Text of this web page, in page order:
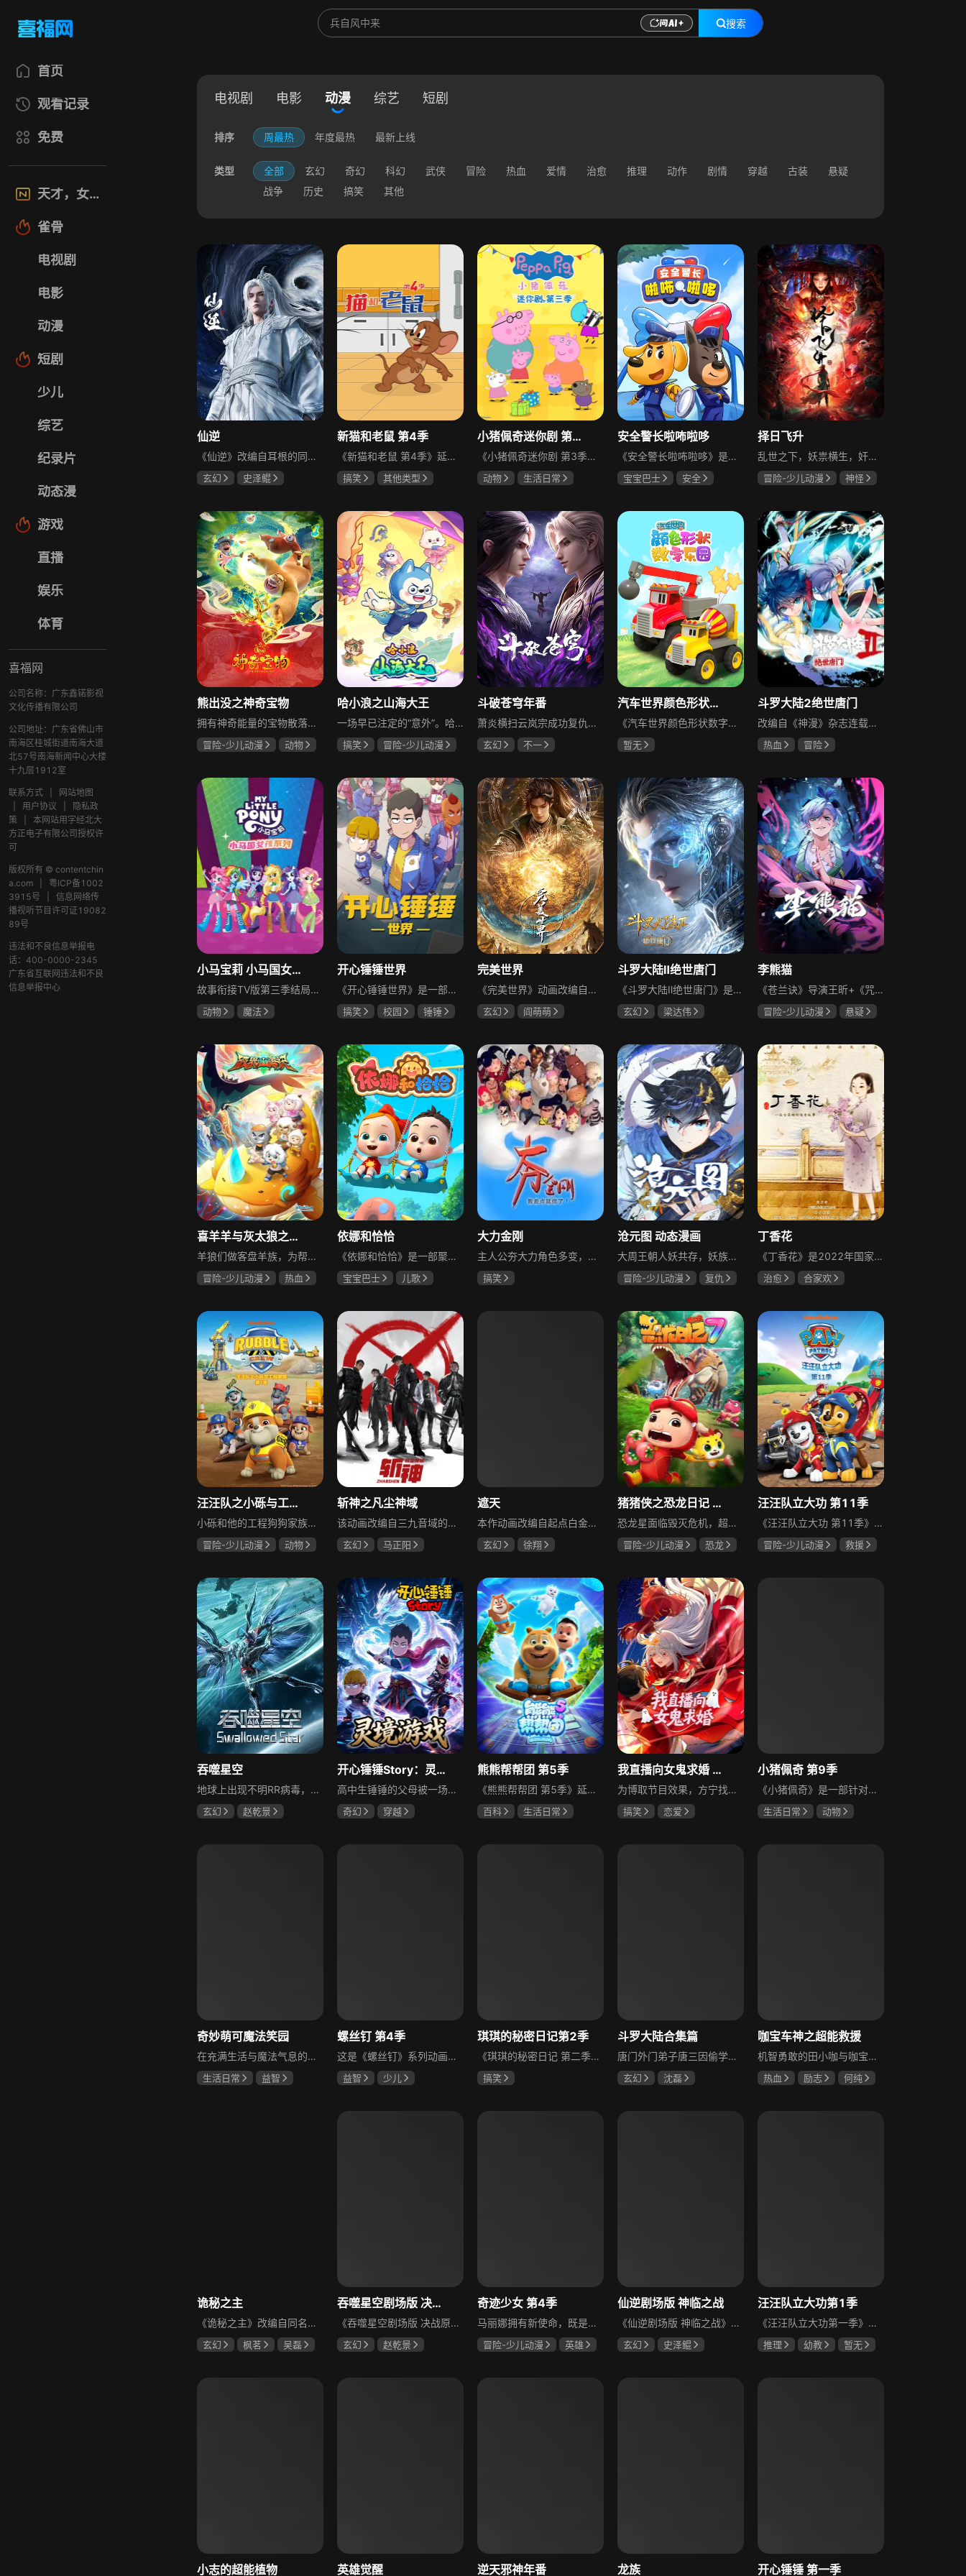
搜索
首页
观看记录
免费
天才，女友
雀骨
电视剧
电影
动漫
短剧
少儿
综艺
纪录片
动态漫
游戏
直播
娱乐
体育
喜福网
公司名称：广东鑫锘影视
文化传播有限公司
公司地址：广东省佛山市
南海区桂城街道南海大道
北57号南海新闻中心大楼
十九层1912室
联系方式
网站地图
用户协议
隐私政
策
本网站用字经北大
方正电子有限公司授权许
可
版权所有 © contentchin
a.com
粤ICP备1002
3915号
信息网络传
播视听节目许可证19082
89号
违法和不良信息举报电
话：400-0000-2345
广东省互联网违法和不良
信息举报中心
电视剧 电影 动漫 综艺 短剧
排序 周最热 年度最热 最新上线
类型 全部 玄幻 奇幻 科幻 武侠 冒险 热血 爱情 治愈 推理 动作 剧情 穿越 古装
悬疑
战争
历史 搞笑 其他
仙逆
《仙逆》改编自耳根的同名小说，讲述乡村平凡少年王林以心中执念为动力，踏上逆仙修行之路的故事。他所求不仅是长生，更要摆脱蝼蚁般的卑微命运，坚信道在人为，以平庸资质踏入修真仙途，历经坎坷风雨，凭借聪睿心智逐步突破困境，一步步走向巅峰，最终凭一己之力扬名修真界，是一部充满励志色彩的修真题材动画。
玄幻
史泽鲲
新猫和老鼠 第4季
《新猫和老鼠 第4季》延续经典IP的趣味内核，猫和老鼠的主角在现代化的全新环境中相遇，开启了一系列全新的故事线，还引入了不少全新的人物角色。剧情场景也跳出了常规设定，覆盖了从中世纪城堡到疯狂科学家实验室等诸多奇妙且充满想象力的世界，用轻松搞笑的风格演绎追逐与互动的日常，适合全年龄段观众观看。
搞笑 其他类型
小猪佩奇迷你剧 第3季
《小猪佩奇迷你剧 第3季》延续温馨治愈的风格，佩奇和家人的冒险场景进一步拓展，涵盖自助餐厅、玩具店、游戏厅、水族馆、植物园、巧克力工厂、洗车场等诸多趣味场景。剧情内容丰富，既有照顾感冒家人的温情日常，也有学习环保常识、体验科技设备、参与手工制作的成长内容，每集都传递家庭温暖、友谊可贵、尝试勇气与成长喜悦，适合全家一起观看，在轻松幽默中感受爱与分享的美好。
动物 生活日常
安全警长啦咘啦哆
《安全警长啦咘啦哆》是一部面向儿童的安全教育动画，正气阳光的帅狗啦咘啦哆警长，与冒失又热血的小警员杜兵一起，为森林小镇的居民解谜、侦破各类案件。剧情覆盖居家生活到户外游玩的诸多场景，搭配引人入胜的故事情节、夸张搞笑的角色表情及动作设计，让孩子们在轻松的故事氛围中潜移默化地汲取实用的安全知识。
宝宝巴士
安全
择日飞升
乱世之下，妖祟横生，奸佞当道。又值幽界入侵，人、幽两界势力荼毒人间，捕蛇者许应因看不惯为幽界卖命的草头神欺压百姓，反抗犯下弑神之罪，又出手打死了不作为的朝廷官员，遭两界势力追杀，开启了逃亡的生涯······
冒险-少儿动漫
神怪
熊出没之神奇宝物
拥有神奇能量的宝物散落狗熊岭，这些具有极强危险性和破坏性的宝物，随时会危害到森林里的人类和动物。为了保护狗熊岭的和平与安宁，熊大、熊二和光头强必须尽快行动寻回宝物，与此同时还要对抗意图抢夺宝物的反派，狗熊岭的日子注定不会平静。
冒险-少儿动漫
动物
哈小浪之山海大王
一场早已注定的“意外”。哈小浪与星狗伙伴们卷入神秘光辉，在彼此不知情的情况下，分别来到了一个满溢东方神韵的山海世界。这里疆域无垠，超乎认知的灵兽与山海民几乎无处不在。初来乍到的哈小浪，被新朋友彻天、飞鸢、独影错认成他们召唤的“天选之王”，并误打误撞当上了氾叶国大王。然而！在别人眼中狂拽无敌强的哈小浪，实际却是个只有半吊子力量的“大废材”！起初，哈小浪只想逃走，找回失散的伙伴们一起回家。然而，在与大家相处中，哈小浪察觉到了山海世界的“不对劲”。这是一个顺天应人的世界，生来便已注定的铭文之力决定着一个人的价值。如此刻板的规则，我们的哈王当然不肯认同！在他的坚持与努力下，众多受此所苦的国民与灵兽获得了救赎。渐渐地，哈小浪一步步“弄假成真”，成为了真正的大王。然而！更加艰巨的挑战也接踵而至——迷失的伙伴、侵略的恶毒之国，还有潜伏于树海、足以覆灭山海世界的诡异天灾。我们的哈王到底能否应对这一切？
搞笑 冒险-少儿动漫
斗破苍穹年番
萧炎横扫云岚宗成功复仇，药老灵魂却被魂殿掳走。魂殿暗借小医仙之手，命毒宗围剿萧炎的炎盟，刚晋级斗皇的萧炎虽成功化解危机，却身中魔毒斑。为解毒也为解救药老，萧炎带着小医仙和紫研前往中州，等待他们的是未知的命运与更多挑战，充满玄幻色彩与冒险元素。
玄幻
不一
汽车世界颜色形状数字乐园
《汽车世界颜色形状数字乐园》是一部面向幼儿的益智早教视频，通过可爱的动画与动态鲜活的情境，带领小朋友中英双语认识颜色、学习形状和数字，将英语学习融入生动有趣的场景中，打破传统学习的枯燥感，激发孩子的学习兴趣，帮助孩子轻松掌握基础认知内容。
暂无
斗罗大陆2绝世唐门
改编自《神漫》杂志连载漫画《绝世唐门》，第一季围绕霍雨浩展开剧情。霍雨浩幼年因母亲被同父异母的白虎公爵嫡子戴华斌打死，带着仇恨离开白虎公爵府，经历一系列奇遇后进入斗罗大陆第一院校史莱克学院学习，却在学院的新手考核比赛中，意外遇到了杀母仇人戴华斌，由此开启了充满爱恨纠葛与成长的冒险之路。
热血 冒险
小马宝莉 小马国女孩系列
故事衔接TV版第三季结局，紫悦进化为天角兽加冕新公主后的生活。紫悦加冕后不久，水晶帝国珍贵王冠被盗，为找回王冠，她独自前往平行世界。剧集以奇幻冒险为核心，围绕紫悦的平行世界之旅展开，展现魔法与勇气的碰撞，充满童趣与奇幻色彩。
动物 魔法
开心锤锤世界
《开心锤锤世界》是一部搞笑日常动画，故事发生在一个充满趣味的世界里，生活着乐观善良的少年锤锤，以及他性格各异的家人和朋友们。他们在日常琐事中脑洞大开，以充满趣味的方式应对各类生活琐事或难题，过程中碰撞出诸多欢乐的火花，幽默的情节背后也包含着积极向上的内容，能给观众带来轻松愉悦的观看体验。
搞笑 校园 锤锤
完美世界
《完美世界》动画改编自起点白金作者辰东遮天三部曲的第二部，聚焦男主石昊的传奇修道历程。石昊为修道而生、为应劫而至，身化亿万血雨洒落万古岁月，历经无数时空熬炼与岁月长河洗礼，最终他化万古、他化自在。动画还原原著的宏大世界观与热血冒险主线，呈现石昊从懵懂少年成长为盖世强者的极致辉煌，讲述其跨越万古的修行、征战与守护，为观众展现东方玄幻世界的壮阔史诗与无尽传说。
玄幻
阎萌萌
斗罗大陆Ⅱ绝世唐门
《斗罗大陆Ⅱ绝世唐门》是一部玄幻冒险动画，背景设定在没有魔法、斗气、武术，却有武魂的斗罗大陆。故事发生在唐门创立万年之后，此时唐门已式微，一代天骄横空出世，新一代史莱克七怪能否重振唐门，谱写一曲绝世唐门之歌？百万年魂兽、手握日月摘星辰的死灵圣法神、导致唐门衰落的全新魂导器体系，一切的神奇都将一一展现，唐门暗器能否重振雄风，唐门能否重现辉煌，是剧情的核心看点。
玄幻
梁达伟
李熊猫
《苍兰诀》导演王昕+《咒术回战》总作监西位辉实，联手打造国风武侠与星际科幻对撞的高燃新番！改编自文舟创作的小说，讲述被妖族养大的人族少年李熊猫奉师命走出黑白山，去杀三个覆灭妖族的仇人，并在追查真相的过程中，逐步揭开人妖之争、王朝秘辛与自身命运之谜的故事。
冒险-少儿动漫 悬疑
喜羊羊与灰太狼之破界山海诀
羊狼们做客盘羊族，为帮暖羊羊抢回妈妈留下的项链，大家误入山海界，众人因此邂逅神奇的异兽，并与它们结为伙伴从而获得力量，在山海界寻找失物的过程中，羊狼们克服重重困难慢慢找到线索，最终大家历经险阻，阻止了反派的阴谋，守护了山海界的和平。
冒险-少儿动漫 热血
依娜和恰恰
《依娜和恰恰》是一部聚焦亲子教养的动画，主打适龄适性、科学教养的理念。动画主角是性格鲜明的龙凤胎依娜和恰恰，安安是他们的好哥哥兼小老师，大家庭里的爸爸妈妈关心每个孩子的发展需求、能力与个性，通过科学有趣的方式引导孩子成长，培养同理心与责任感，营造出活泼温馨的家庭氛围，是适合家长与孩子共同观看的优质内容。
宝宝巴士
儿歌
大力金刚
主人公夯大力角色多变，他是卵蛋国的王子，也是苦苦追求女神的屌丝，亦或是无所不能的武林高手，在源于生活或者高于生活的场合里，发生着一个个啼笑皆非、令人捧腹的故事，以轻松搞笑的风格展现多样的人生片段，充满趣味与笑点。
搞笑
沧元图 动态漫画
大周王朝人妖共存，妖族残暴横行，人族一致对外，努力培养人类强者，其中最强的人被称为“神魔”。吴州东宁府孟家公子孟川，因年幼时目睹母亲被妖魔所害，自此勤学苦练，希望能为母亲复仇。孟家本是东宁府五大神魔世家之一，但是由于孟家的老祖宗孟仙姑的生命即将走到尽头，地位已经岌岌可危。孟川原本平静的生活被打破，为了家族的荣耀，孟川在自身努力和家族倾力培养之下苦炼技艺，凝元神、悟刀势。最后离开东宁府，和伙伴一同前往最古老的宗派元初山继续学艺。
冒险-少儿动漫 复仇
丁香花
《丁香花》是2022年国家广电推荐的优秀国产动画，以革命烈士丁香的生平为原型，讲述她的成长故事，凸显时代女性的坚韧与担当。1910年成为弃婴的丁香被外籍修道士收养，15岁进入大学后受进步思想影响加入共青团，后成为党员从事地下工作，用乐谱编制特殊情报传递信息。执行任务时被叛徒出卖，狱中她在母爱与信仰间抉择，最终坚守秘密，带着未出生的孩子与重要情报壮烈牺牲。
治愈 合家欢
汪汪队之小砾与工程家族
小砾和他的工程狗狗家族搬到建筑师小湾，他们在这里生活、玩耍，打造社区所需的各类设施。小砾参加冒险湾家庭聚会时，被古威市长的妹妹桂威市长叫到建筑师小湾，帮助当地的建筑项目，建好桥梁后，他建议家人们搬来，他们在此成立“小砾与工程家族”建筑公司，开启全新的冒险与生活。
冒险-少儿动漫 动物
斩神之凡尘神域
该动画改编自三九音域的原著《我在精神病院学斩神》，讲述迷雾降临、神明复苏的背景下，失明高中生林七夜阴差阳错成为守夜人，带领队友清剿现代社会的神话生物，最终踏上斩神之路，逐步从守小家成长为守国家的都市奇幻故事。
玄幻
马正阳
遮天
本作动画改编自起点白金作者辰东遮天三部曲的第一部——遮天。冰冷黑暗的宇宙深处，九具庞大龙尸拉着一口青铜古棺亘古长存，这是太空探测器捕捉到的震撼画面。九龙拉棺究竟是回到上古还是来到星空彼岸？一个浩大的仙侠世界光怪陆离，神秘无尽，热血沸腾，欲望如深渊，开启一段登天路、踏歌行的冒险。
玄幻
徐翔
猪猪侠之恐龙日记 第7季
恐龙星面临毁灭危机，超星特工猪猪侠和同伴阿五、六六、阿七等，协助迷糊博士将恐龙星恐龙转移到方舟。他们克服恐龙星恶劣气候环境，根据不同恐龙生活习性、情绪状态接触恐龙，过程中不怕艰辛，如为让黄昏龙吃难摘果子找功夫大师特训，帮失眠寐龙找睡觉地方不眠不休，与恐龙建立互信顺利完成转移，也获得成长，成为共同守护恐龙的好伙伴。
冒险-少儿动漫 恐龙
汪汪队立大功 第11季
《汪汪队立大功 第11季》是一部受欢迎的学龄前系列动画片，汪汪队由阿奇、毛毛、灰灰、路马、小砾和天天六只英雄狗狗组成，他们的主人是10岁的科技小天才莱德。莱德精通科技，在拯救了6条小狗后将他们训练成本领高强的狗狗巡逻队，每只小狗都性格鲜明、各有特长。不管遇到多么困难和危险的救援任务，他们总忘不了相互玩闹营造轻松气氛，每次都能顺利完成任务，这些英勇的狗狗相信“世上无难事，只怕有心人”，一起执行任务维护社区安全。在第十一季中，阿宝兄弟去探索洞穴，洞穴崩塌时他们抓着攀附在钟乳石上，只能靠小砾、毛毛跟洛希来拯救他们。
冒险-少儿动漫 救援
吞噬星空
地球上出现不明RR病毒，感染动物变异成怪兽入侵，人类面临毁灭筑起围墙成立基地市，这段磨难被称为“大涅槃时期”。极端环境下人类体能进步，尚武之风兴起，佼佼者被称为“武者”。18岁罗峰梦想成为武者，高考前怪兽袭击改变他的人生轨迹，被武者保卫基地市的场景感染，立志成为武者保护所爱之人。他家庭条件不佳靠自己努力，艰苦磨砺发掘潜能提升能力，扛起家庭重担，与正义武者联手对付凶恶怪兽，守护人类家园。
玄幻
赵乾景
开心锤锤Story：灵境游戏
高中生锤锤的父母被一场车祸夺走性命，姐姐菲菲重伤垂危，百万医疗费将他逼入绝境。他意外被拉入“灵境”游戏，这里拥有神奇丹药和功法，灵者可在地图内搜集物资、激活传送阵，成功撤离就能带回物资。锤锤初次撤离便成功，变卖物资凑齐医药费，却被告知唯有“不死药”才能救姐姐。为寻药，他再度闯入灵境，与队友鸡仔联手争夺天道匣。随着灵境管理局行动、灵者课堂开启，锤锤在一次次生死撤离中飞速成长，誓要打破规则，逆转命运
奇幻 穿越
熊熊帮帮团 第5季
《熊熊帮帮团 第5季》延续前作温暖、轻松、愉快的故事风格，以弘扬传统文化、“生命教育与自然尊重”为核心主题，讲述生态守护的故事，构建立体的自然认知体系。在森林小镇的四季更迭中，熊大、熊二、光头强和小山神团子组成的“熊熊帮帮团”是大家的守护者，以守护自然生态为使命，展开一场关于生命教育与自然尊重的探索之旅。从春天的飞絮治理到冬季的树木保护，帮帮团通过充满智慧与温情的自然事件，带领小镇居民领悟生命的奥秘与自然的法则。本季通过“问题-探索-解决-反思”的故事模式，构建完整的生态教育闭环：从发现飞絮根源到系统性治理，从误解树木“生病”到认知生长规律，每个危机解决后增设的防护栏、科普牌、生态观察站，都将临时救助升华为长效保护机制。最终在漫天窗花与桂花香中，小镇居民完成从“自然索取者”到“生态守护者”的蜕变，奏响一曲人与自然和谐共生的生命赞歌。
百科 生活日常
我直播向女鬼求婚 动态漫画
为博取节目效果，方宁找来廉价剧组，计划在公主坟直播过夜，直播中途却出意外——方宁误将女鬼认作剧组女演员，直接当众求婚，没承想对方竟当真，他这下陷入了不知如何收场的尴尬境地。作品以都市灵异为背景，融合直播、搞笑、奇幻等元素，围绕这场乌龙求婚展开一连串啼笑皆非的故事，展现普通人遭遇超自然事件后的窘迫与应对，充满轻松搞怪的喜剧氛围。
搞笑 恋爱
小猪佩奇 第9季
《小猪佩奇》是一部针对学龄前儿童的动画片，讲述的是一只名叫佩奇的可爱小猪的故事。四岁的佩奇和她的妈妈、爸爸以及弟弟乔治生活在一起。动画中以有趣的方式展示了小朋友的各种生活初体验，不论是去看牙医、学习制作蛋糕、还是外出度假等，都可以帮助小朋友学习并度过他们自己人生的初次体验。每集5分钟，围绕佩奇每天的趣事和积极的家庭价值观展开，非常贴近生活，让小朋友和家长感受到和家人及朋友相处的快乐时光。专辑内包含《小猪佩奇第9季》《小猪佩奇第9季续集》内容，畅看全集。
生活日常 动物
奇妙萌可魔法笑园
在充满生活与魔法气息的夏妮镇，有一群来自星星秘境、拥有各异魔法的小精灵——星星萌可。故事围绕这群性格鲜明、活泼好动的萌可展开，讲述他们日常相处中因性格和魔法差异引发的无数啼笑皆非的误会、令人捧腹的冲突，以及最终在欢笑与泪水中相互理解、共同成长的温馨轻喜剧。
生活日常 益智
螺丝钉 第4季
这是《螺丝钉》系列动画的第四季，属于面向儿童的益智科普动画。本季保留了螺小西、螺小诺等观众熟知的核心角色，还新增了螺丝钉家族的双胞胎伙伴弗里克、吉克，以及他们的家长螺奶奶。新成员的加入拓展了故事线，带来更丰富的科普内容与趣味情节，延续了系列作品通过日常场景传递科学知识、引导孩子观察生活的核心定位。
益智 少儿
琪琪的秘密日记第2季
《琪琪的秘密日记 第二季》以一所小学校园为背景，讲述活泼开朗的主人公琪琪和一群性格各异、善良可爱的小伙伴们之间发生的故事，这些故事诙谐有趣，由点及面地反映了现代孩子们的心路历程，展示校园生活的喜怒情怀和童心的快乐无忌，是适合儿童观看的校园动画。
搞笑
斗罗大陆合集篇
唐门外门弟子唐三因偷学内门绝学不容于唐门，跳崖后穿越到武魂世界斗罗大陆。这里每人六岁会觉醒武魂，部分武魂可修炼成魂师。唐三在圣魂村开启修炼之路，怀揣振兴唐门的梦想，带着唐门暗器在武魂世界闯荡。
玄幻
沈磊
咖宝车神之超能救援
机智勇敢的田小咖与咖宝组成超强救援搭档，时刻守护身边世界。新一季冒险开启，小咖认识失忆神秘咖宝，帮它找回记忆时，其独特能力为团队注入新能量。接踵而至的编程机器人骚乱、虚拟现实病毒挑战、人工智能芯片失控、发电细菌争夺战，还有蚊虫泛滥生态危机、动物领地争斗、海洋救灾、太空营救等考验，小咖凭智慧沉着应对，率领咖宝并肩作战化解危机，反派也逐渐被正义与善意感化改邪归正。
热血 励志
何纯
诡秘之主
《诡秘之主》改编自同名小说，是一部融合塔罗、蒸汽朋克、超能力元素的奇幻悬疑动画。周明瑞自异世界而来，以“克莱恩”的身份加入这个疯狂恐怖的世界，2026年6月20日开播的特别篇包含白银城篇、猎物篇等内容，讲述克莱恩在灰雾之上的冒险及塔罗会成员的任务，充满神秘与未知。
玄幻 枫茗
吴磊
吞噬星空剧场版 决战原始星
《吞噬星空剧场版 决战原始星》是一部科幻冒险动画，讲述了罗峰在原始星历练期间，面对异族的觊觎和围剿，丝毫不慌乱，利用自己的智慧和实力反杀对方，维护了人族尊严。“我有一刀，可斩宇宙！”那柄有着震撼人心的美丽战刀，伴随着罗峰一路斩杀！妖族、机械族与虫族再次出现，组成三族联盟，三族首领联合6000名宇宙尊者围剿罗峰，罗峰施展“我为宇宙”的强大威力，将其一举歼灭。
玄幻
赵乾景
奇迹少女 第4季
马丽娜拥有新使命，既是保护巴黎的超级女英雄奇迹少女，也是米可幻奇新守护者。为守护秘密身份与魔法精灵安全，她刻意避开好友阿雅和卢凯，造成不少误会，承受巨大压力，与艾俊也逐渐疏远。与此同时，拥有蝴蝶及孔雀米可幻奇的影魔蝶带来新危机，马丽娜需加倍努力隐藏秘密，奇迹少女要变得更强大，他们将组成新英雄联盟继续使命，保卫热爱的城市。
冒险-少儿动漫 英雄
仙逆剧场版 神临之战
《仙逆剧场版 神临之战》是仙逆动画首部剧场版，讲述王林自古神之地后，修魔内海永夜魔城一夜崛起，不断对修魔海周边宗门下手。李慕婉在护门大战中身中奇毒，性命攸关，王林得知此事后，携其再次闯入修魔内海，千年阴谋浮出水面，剧情跌宕起伏，充满玄幻色彩。
玄幻
史泽鲲
汪汪队立大功第1季
《汪汪队立大功第一季》是美国尼克频道2014年热播的学龄前儿童教育动画片，讲述男孩莱德带领狗狗救援队的精彩故事。该系列2013年8月首播，2014年8月第一季26集播完，每集23分钟含2个故事片段，适合3岁以上儿童，能让孩子在欣赏动画的同时，学到基础的安全和救援知识。
推理 幼教 暂无
小志的超能植物 英雄觉醒 逆天邪神年番 龙族 开心锤锤 第一季